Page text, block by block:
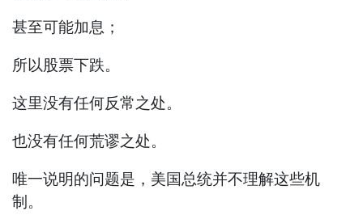
甚至可能加息；
所以股票下跌。
这里没有任何反常之处。
也没有任何荒谬之处。
唯一说明的问题是，美国总统并不理解这些机
制。